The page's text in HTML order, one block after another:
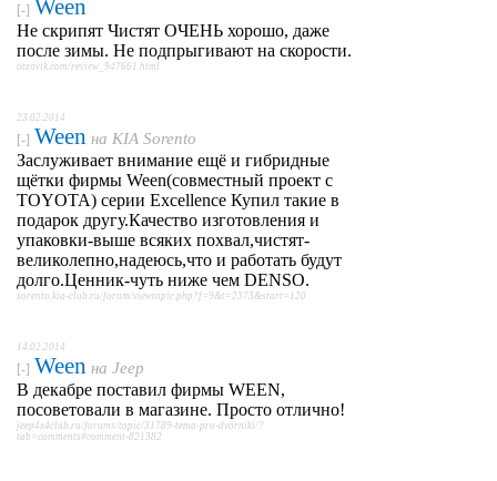
[-] Ween
Не скрипят Чистят ОЧЕНЬ хорошо, даже
после зимы. Не подпрыгивают на скорости.
otzovik.com/review_947661.html
23.02.2014
[-] Ween на KIA Sorento
Заслуживает внимание ещё и гибридные
щётки фирмы Ween(совместный проект с
TOYOTA) серии Excellence Купил такие в
подарок другу.Качество изготовления и
упаковки-выше всяких похвал,чистят-
великолепно,надеюсь,что и работать будут
долго.Ценник-чуть ниже чем DENSO.
sorento.kia-club.ru/forum/viewtopic.php?f=9&t=2373&start=120
14.02.2014
[-] Ween на Jeep
В декабре поставил фирмы WEEN,
посоветовали в магазине. Просто отлично!
jeep4x4club.ru/forums/topic/31789-tema-pro-dvorniki/?
tab=comments#comment-821382